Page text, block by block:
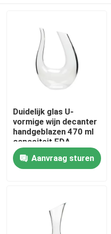
Huis
Producten
Fabriekstocht
Duidelijk glas U-
vormige wijn decanter
handgeblazen 470 ml
capaciteit FDA
Aanvraag sturen